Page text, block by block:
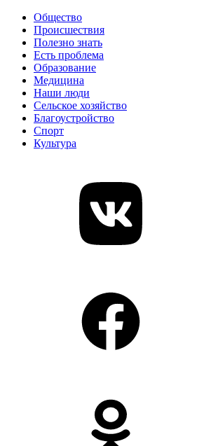
Общество
Происшествия
Полезно знать
Есть проблема
Образование
Медицина
Наши люди
Сельское хозяйство
Благоустройство
Спорт
Культура